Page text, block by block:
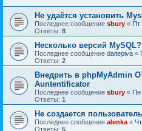
Не удаётся установить
Последнее сообщение sbury « Пт
Ответы: 8
Несколько версий MySQL?
Последнее сообщение daitepiva «
Ответы: 2
Внедрить в phpMyAdmin
Auntentificator
Последнее сообщение sbury « Пн
Ответы: 1
Не создается
Последнее сообщение alenka «
Ответы: 5